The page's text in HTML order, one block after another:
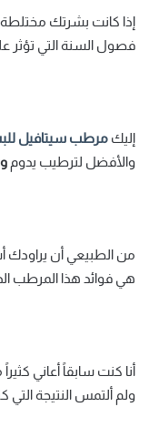
إذا كانت بشرتك
فصول السنة التي تؤثر
إليك مرطب سيتافيل
والأفضل لترطيب يدوم
من الطبيعي أن يراودك
هي فوائد هذا المرطب
أنا كنت سابقاً أعاني
ولم ألتمس النتيجة